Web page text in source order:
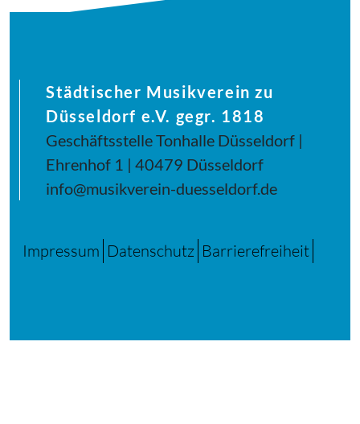
Städtischer Musikverein zu
Düsseldorf e.V. gegr. 1818
Geschäftsstelle Tonhalle Düsseldorf |
Ehrenhof 1 | 40479 Düsseldorf
info@musikverein-duesseldorf.de
Impressum Datenschutz Barrierefreiheit